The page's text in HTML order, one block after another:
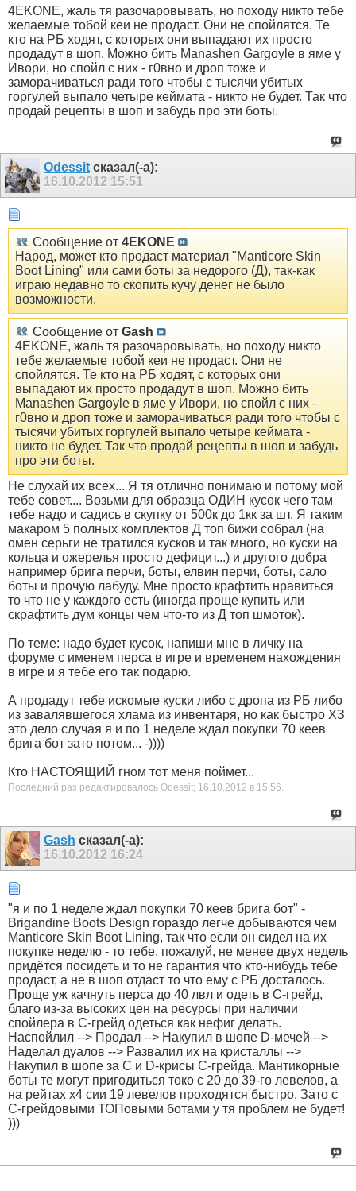
4EKONE, жаль тя разочаровывать, но походу никто тебе
желаемые тобой кеи не продаст. Они не спойлятся. Те
кто на РБ ходят, с которых они выпадают их просто
продадут в шоп. Можно бить Manashen Gargoyle в яме у
Ивори, но спойл с них - г0вно и дроп тоже и
заморачиваться ради того чтобы с тысячи убитых
горгулей выпало четыре кеймата - никто не будет. Так что
продай рецепты в шоп и забудь про эти боты.
Odessit сказал(-а):
16.10.2012 15:51
Сообщение от 4EKONE
Народ, может кто продаст материал "Manticore Skin
Boot Lining" или сами боты за недорого (Д), так-как
играю недавно то скопить кучу денег не было
возможности.
Сообщение от Gash
4EKONE, жаль тя разочаровывать, но походу никто
тебе желаемые тобой кеи не продаст. Они не
спойлятся. Те кто на РБ ходят, с которых они
выпадают их просто продадут в шоп. Можно бить
Manashen Gargoyle в яме у Ивори, но спойл с них -
г0вно и дроп тоже и заморачиваться ради того чтобы с
тысячи убитых горгулей выпало четыре кеймата -
никто не будет. Так что продай рецепты в шоп и забудь
про эти боты.
Не слухай их всех... Я тя отлично понимаю и потому мой
тебе совет.... Возьми для образца ОДИН кусок чего там
тебе надо и садись в скупку от 500к до 1кк за шт. Я таким
макаром 5 полных комплектов Д топ бижи собрал (на
омен серьги не тратился кусков и так много, но куски на
кольца и ожерелья просто дефицит...) и другого добра
например брига перчи, боты, елвин перчи, боты, сало
боты и прочую лабуду. Мне просто крафтить нравиться
то что не у каждого есть (иногда проще купить или
скрафтить дум концы чем что-то из Д топ шмоток).
По теме: надо будет кусок, напиши мне в личку на
форуме с именем перса в игре и временем нахождения
в игре и я тебе его так подарю.
А продадут тебе искомые куски либо с дропа из РБ либо
из завалявшегося хлама из инвентаря, но как быстро ХЗ
это дело случая я и по 1 неделе ждал покупки 70 кеев
брига бот зато потом... -))))
Кто НАСТОЯЩИЙ гном тот меня поймет...
Последний раз редактировалось Odessit; 16.10.2012 в 15:56.
Gash сказал(-а):
16.10.2012 16:24
"я и по 1 неделе ждал покупки 70 кеев брига бот" -
Brigandine Boots Design гораздо легче добываются чем
Manticore Skin Boot Lining, так что если он сидел на их
покупке неделю - то тебе, пожалуй, не менее двух недель
придётся посидеть и то не гарантия что кто-нибудь тебе
продаст, а не в шоп отдаст то что ему с РБ досталось.
Проще уж качнуть перса до 40 лвл и одеть в С-грейд,
благо из-за высоких цен на ресурсы при наличии
спойлера в С-грейд одеться как нефиг делать.
Наспойлил --> Продал --> Накупил в шопе D-мечей -->
Наделал дуалов --> Развалил их на кристаллы -->
Накупил в шопе за С и D-крисы С-грейда. Мантикорные
боты те могут пригодиться токо с 20 до 39-го левелов, а
на рейтах х4 сии 19 левелов проходятся быстро. Зато с
С-грейдовыми ТОПовыми ботами у тя проблем не будет!
)))